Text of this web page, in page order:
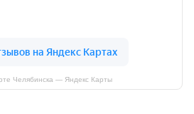
Челябинска — Яндекс Карты